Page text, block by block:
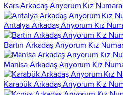
Kars Arkadaş Arıyorum Kız
Antalya Arkadaş Arıyorum Kız
Bartın Arkadaş Arıyorum Kız
Manisa Arkadaş Arıyorum Kız
Karabük Arkadaş Arıyorum Kız